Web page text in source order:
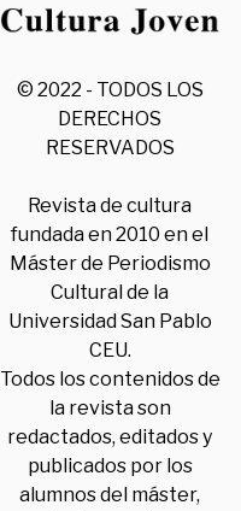
© 2022 - TODOS LOS
DERECHOS
RESERVADOS
Revista de cultura
fundada en 2010 en el
Máster de Periodismo
Cultural de la
Universidad San Pablo
CEU.
Todos los contenidos de
la revista son
redactados, editados y
publicados por los
alumnos del máster,